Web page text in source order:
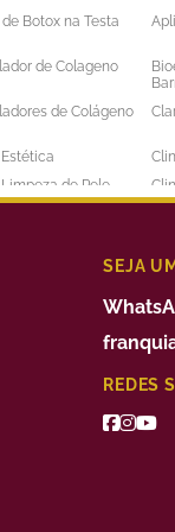
Botox na Testa
de Colageno
de Colágeno
de Pele
de Bigode Chines
SEJA
REDES